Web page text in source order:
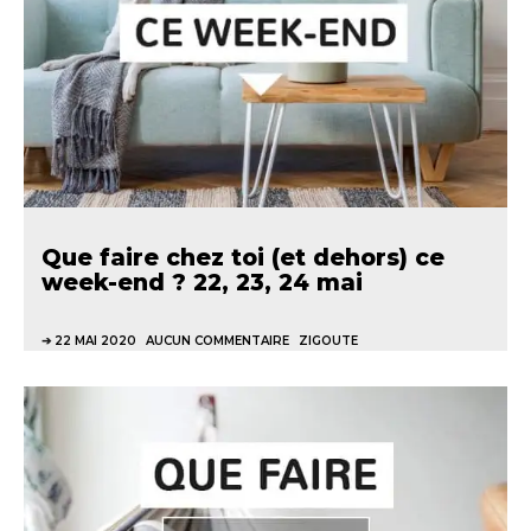
Que faire chez toi (et dehors) ce
week-end ? 22, 23, 24 mai
22 MAI 2020 AUCUN COMMENTAIRE ZIGOUTE